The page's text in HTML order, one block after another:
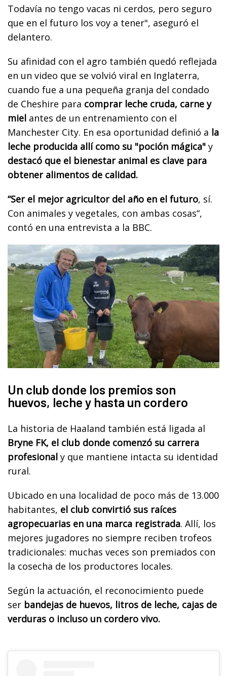
Todavía no tengo vacas ni cerdos, pero seguro
que en el futuro los voy a tener", aseguró el
delantero.
Su afinidad con el agro también quedó reflejada
en un video que se volvió viral en Inglaterra,
cuando fue a una pequeña granja del condado
de Cheshire para comprar leche cruda, carne y
miel antes de un entrenamiento con el
Manchester City. En esa oportunidad definió a la
leche producida allí como su "poción mágica" y
destacó que el bienestar animal es clave para
obtener alimentos de calidad.
“Ser el mejor agricultor del año en el futuro, sí.
Con animales y vegetales, con ambas cosas“,
contó en una entrevista a la BBC.
Un club donde los premios son
huevos, leche y hasta un cordero
La historia de Haaland también está ligada al
Bryne FK, el club donde comenzó su carrera
profesional y que mantiene intacta su identidad
rural.
Ubicado en una localidad de poco más de 13.000
habitantes, el club convirtió sus raíces
agropecuarias en una marca registrada. Allí, los
mejores jugadores no siempre reciben trofeos
tradicionales: muchas veces son premiados con
la cosecha de los productores locales.
Según la actuación, el reconocimiento puede
ser bandejas de huevos, litros de leche, cajas de
verduras o incluso un cordero vivo.